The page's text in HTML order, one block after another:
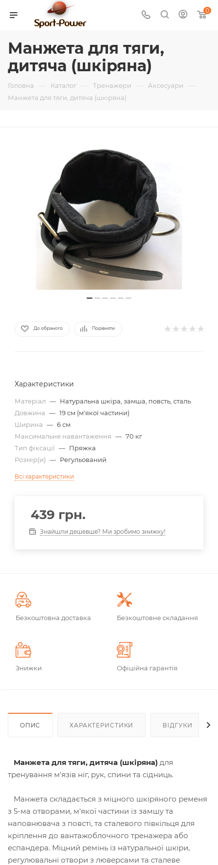
0
Манжета для тяги,
дитяча (шкіряна)
Головна — Каталог — Тренажери — Аксесуари —
Манжета для тяги, дитяча (шкіряна)
До обраного Порівняти
Характеристики
Матеріал — Натуральна шкіра, замша, повсть, сталь
Довжина — 19 см (м'якої частини)
Ширина — 6 см
Максимальне навантаження — 70 кг
Тип фіксації — Пряжка
Розмір(и) — Регульований
Всі характеристики
439 грн.
Знайшли дешевше? Ми зробимо знижку!
Безкоштовна доставка Безкоштовне складання
Знижки Офіційна гарантія
ОПИС ХАРАКТЕРИСТИКИ ВІДГУКИ
Манжета для тяги, дитяча (шкіряна) для
тренування м'язів ніг, рук, спини та сідниць.
Манжета складається з міцного шкіряного ременя
з 5-ма отворами, м'якої частини із замшу та
наповнювача з повсті, та сталевого півкільця для
кріплення до вантажоблочного тренажера або
еспандера. Міцний ремінь із натуральної шкіри,
регулювальні отвори з люверсами та сталеве